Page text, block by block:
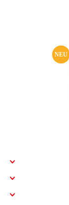
NEU